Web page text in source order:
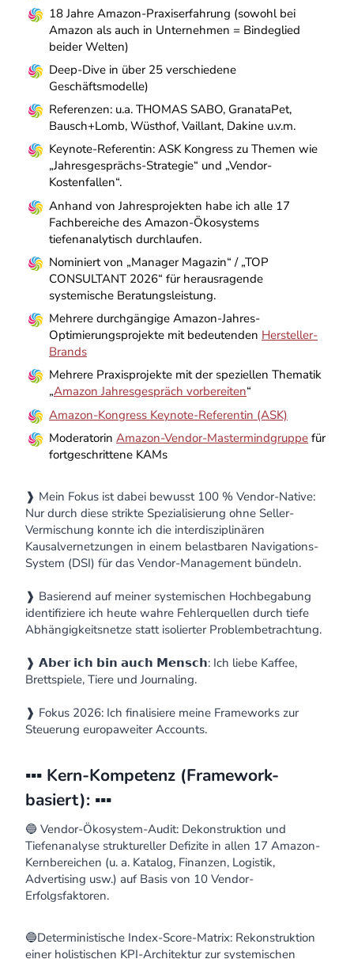
18 Jahre Amazon-Praxiserfahrung (sowohl bei
Amazon als auch in Unternehmen = Bindeglied
beider Welten)
Deep-Dive in über 25 verschiedene
Geschäftsmodelle)
Referenzen: u.a. THOMAS SABO, GranataPet,
Bausch+Lomb, Wüsthof, Vaillant, Dakine u.v.m.
Keynote-Referentin: ASK Kongress zu Themen wie
„Jahresgesprächs-Strategie“ und „Vendor-
Kostenfallen“.
Anhand von Jahresprojekten habe ich alle 17
Fachbereiche des Amazon-Ökosystems
tiefenanalytisch durchlaufen.
Nominiert von „Manager Magazin“ / „TOP
CONSULTANT 2026“ für herausragende
systemische Beratungsleistung.
Mehrere durchgängige Amazon-Jahres-
Optimierungsprojekte mit bedeutenden Hersteller-
Brands
Mehrere Praxisprojekte mit der speziellen Thematik
„Amazon Jahresgespräch vorbereiten“
Amazon-Kongress Keynote-Referentin (ASK)
Moderatorin Amazon-Vendor-Mastermindgruppe für
fortgeschrittene KAMs
❱ Mein Fokus ist dabei bewusst 100 % Vendor-Native:
Nur durch diese strikte Spezialisierung ohne Seller-
Vermischung konnte ich die interdisziplinären
Kausalvernetzungen in einem belastbaren Navigations-
System (DSI) für das Vendor-Management bündeln.
❱ Basierend auf meiner systemischen Hochbegabung
identifiziere ich heute wahre Fehlerquellen durch tiefe
Abhängigkeitsnetze statt isolierter Problembetrachtung.
❱ 𝗔𝗯𝗲𝗿 𝗶𝗰𝗵 𝗯𝗶𝗻 𝗮𝘂𝗰𝗵 𝗠𝗲𝗻𝘀𝗰𝗵: Ich liebe Kaffee,
Brettspiele, Tiere und Journaling.
❱ Fokus 2026: Ich finalisiere meine Frameworks zur
Steuerung europaweiter Accounts.
▪️▪️▪️ Kern-Kompetenz (Framework-
basiert): ▪️▪️▪️
🔵 Vendor-Ökosystem-Audit: Dekonstruktion und
Tiefenanalyse struktureller Defizite in allen 17 Amazon-
Kernbereichen (u. a. Katalog, Finanzen, Logistik,
Advertising usw.) auf Basis von 10 Vendor-
Erfolgsfaktoren.
🔵Deterministische Index-Score-Matrix: Rekonstruktion
einer holistischen KPI-Architektur zur systemischen